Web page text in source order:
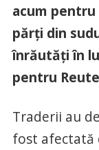
acum
părți din
înrăutăți în
pentru
Traderii au
fost afectată